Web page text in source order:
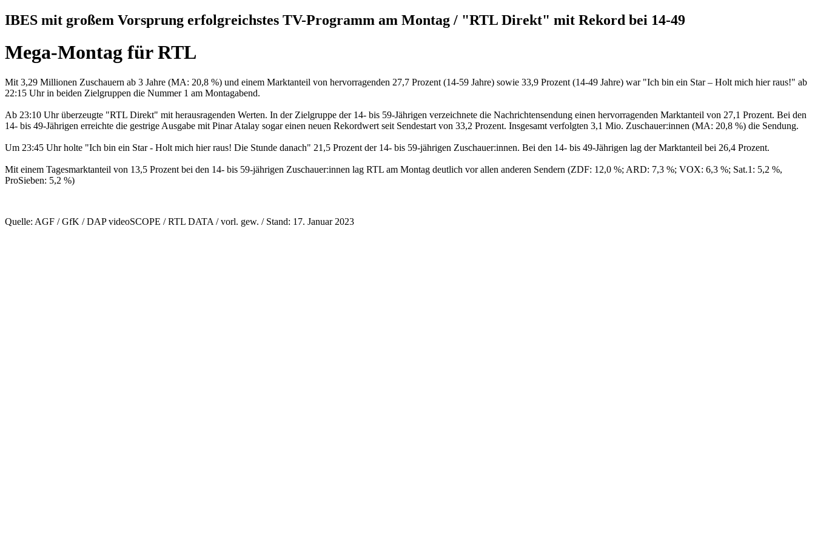
IBES mit großem Vorsprung erfolgreichstes TV-Programm am Montag / "RTL Direkt" mit Rekord bei 14-49
Mega-Montag für RTL
Mit 3,29 Millionen Zuschauern ab 3 Jahre (MA: 20,8 %) und einem Marktanteil von hervorragenden 27,7 Prozent (14-59 Jahre) sowie 33,9 Prozent (14-49 Jahre) war "Ich bin ein Star – Holt mich hier raus!" ab
22:15 Uhr in beiden Zielgruppen die Nummer 1 am Montagabend.
Ab 23:10 Uhr überzeugte "RTL Direkt" mit herausragenden Werten. In der Zielgruppe der 14- bis 59-Jährigen verzeichnete die Nachrichtensendung einen hervorragenden Marktanteil von 27,1 Prozent. Bei den
14- bis 49-Jährigen erreichte die gestrige Ausgabe mit Pinar Atalay sogar einen neuen Rekordwert seit Sendestart von 33,2 Prozent. Insgesamt verfolgten 3,1 Mio. Zuschauer:innen (MA: 20,8 %) die Sendung.
Um 23:45 Uhr holte "Ich bin ein Star - Holt mich hier raus! Die Stunde danach" 21,5 Prozent der 14- bis 59-jährigen Zuschauer:innen. Bei den 14- bis 49-Jährigen lag der Marktanteil bei 26,4 Prozent.
Mit einem Tagesmarktanteil von 13,5 Prozent bei den 14- bis 59-jährigen Zuschauer:innen lag RTL am Montag deutlich vor allen anderen Sendern (ZDF: 12,0 %; ARD: 7,3 %; VOX: 6,3 %; Sat.1: 5,2 %,
ProSieben: 5,2 %)
Quelle: AGF / GfK / DAP videoSCOPE / RTL DATA / vorl. gew. / Stand: 17. Januar 2023